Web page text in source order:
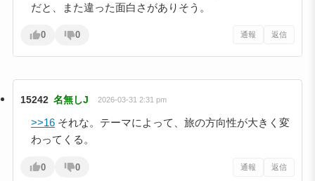
だと、また違った面白さがありそう。
0 0 通報 返信
15242 名無しJ 2026-03-31 2:31 pm
>>16それな。テーマによって、旅の方向性が大きく変
わってくる。
0 0 通報 返信